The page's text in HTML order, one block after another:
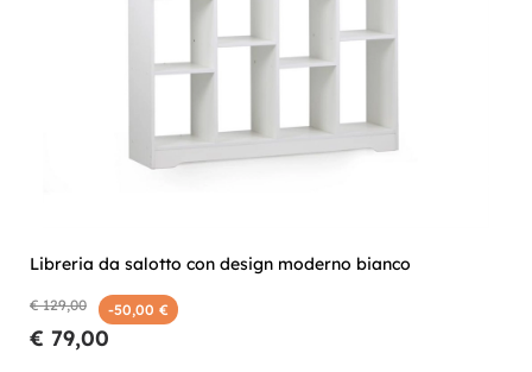
Libreria da salotto con design moderno bianco
€ 129,00 -50,00 €
€ 79,00